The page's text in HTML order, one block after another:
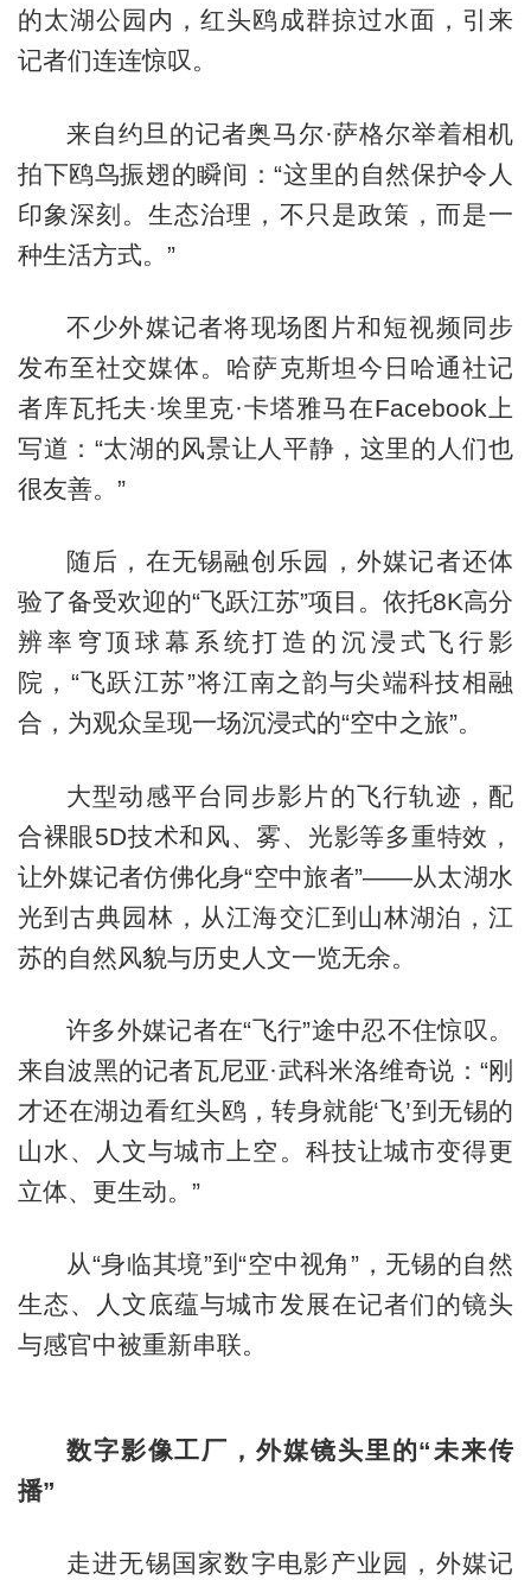
的太湖公园内，红头鸥成群掠过水面，引来
记者们连连惊叹。
来自约旦的记者奥马尔·萨格尔举着相机
拍下鸥鸟振翅的瞬间：“这里的自然保护令人
印象深刻。生态治理，不只是政策，而是一
种生活方式。”
不少外媒记者将现场图片和短视频同步
发布至社交媒体。哈萨克斯坦今日哈通社记
者库瓦托夫·埃里克·卡塔雅马在Facebook上
写道：“太湖的风景让人平静，这里的人们也
很友善。”
随后，在无锡融创乐园，外媒记者还体
验了备受欢迎的“飞跃江苏”项目。依托8K高分
辨率穹顶球幕系统打造的沉浸式飞行影
院，“飞跃江苏”将江南之韵与尖端科技相融
合，为观众呈现一场沉浸式的“空中之旅”。
大型动感平台同步影片的飞行轨迹，配
合裸眼5D技术和风、雾、光影等多重特效，
让外媒记者仿佛化身“空中旅者”——从太湖水
光到古典园林，从江海交汇到山林湖泊，江
苏的自然风貌与历史人文一览无余。
许多外媒记者在“飞行”途中忍不住惊叹。
来自波黑的记者瓦尼亚·武科米洛维奇说：“刚
才还在湖边看红头鸥，转身就能‘飞’到无锡的
山水、人文与城市上空。科技让城市变得更
立体、更生动。”
从“身临其境”到“空中视角”，无锡的自然
生态、人文底蕴与城市发展在记者们的镜头
与感官中被重新串联。
数字影像工厂，外媒镜头里的“未来传
播”
走进无锡国家数字电影产业园，外媒记